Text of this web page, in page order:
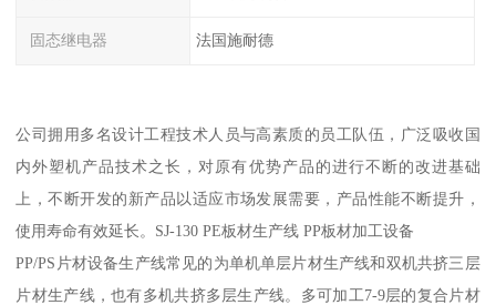
固态继电器 法国施耐德
公司拥用多名设计工程技术人员与高素质的员工队伍，广泛吸收国
内外塑机产品技术之长，对原有优势产品的进行不断的改进基础
上，不断开发的新产品以适应市场发展需要，产品性能不断提升，
使用寿命有效延长。SJ-130 PE板材生产线 PP板材加工设备
PP/PS片材设备生产线常见的为单机单层片材生产线和双机共挤三层
片材生产线，也有多机共挤多层生产线。多可加工7-9层的复合片材